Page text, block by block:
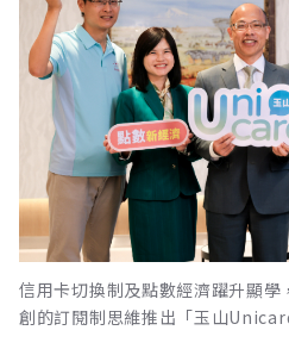
信用卡切換制及點數經濟躍升顯
創的訂閱制思維推出「玉山